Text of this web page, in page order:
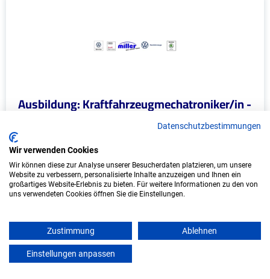
Ausbildung: Kraftfahrzeugmechatroniker/in -
Karosserietechnik (m/w/d)
Roßhaupten, Forggensee
Start: 2027
Weitere Ausbildungsplätze
Datenschutzbestimmungen
Wir verwenden Cookies
Wir können diese zur Analyse unserer Besucherdaten platzieren, um unsere
Website zu verbessern, personalisierte Inhalte anzuzeigen und Ihnen ein
großartiges Website-Erlebnis zu bieten. Für weitere Informationen zu den von
uns verwendeten Cookies öffnen Sie die Einstellungen.
Zustimmung Ablehnen
Einstellungen anpassen